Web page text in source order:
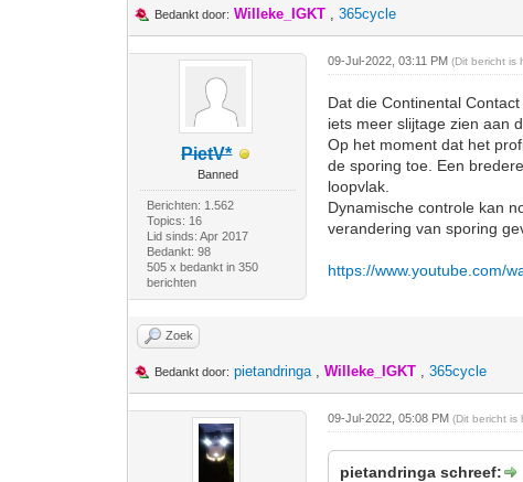
Bedankt door: Willeke_IGKT ,365cycle
PietV*
Banned
Berichten: 1.562
Topics: 16
Lid sinds: Apr 2017
Bedankt: 98
505 x bedankt in 350
berichten
09-Jul-2022, 03:11 PM(Dit bericht is
Dat die Continental
iets meer slijtage zien aan
Op het moment dat het
de sporing toe. Een
loopvlak.
Dynamische controle kan
verandering van sporing
https://www.youtube.com/
Zoek
Bedankt door: pietandringa,Willeke_IGKT ,365cycle
09-Jul-2022, 05:08 PM(Dit bericht
pietandringa schreef: